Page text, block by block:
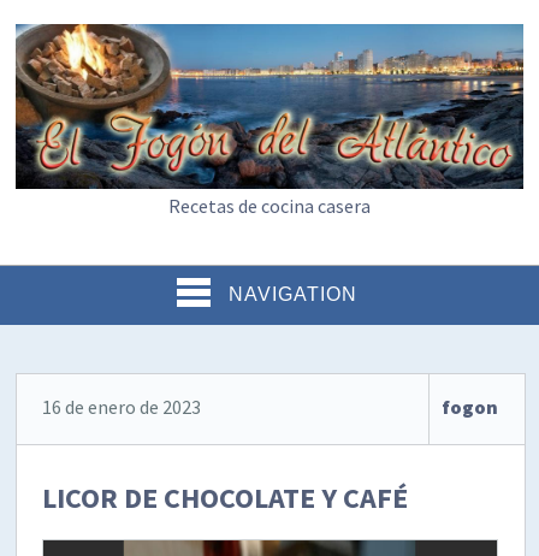
Recetas de cocina casera
NAVIGATION
16 de enero de 2023 fogon
LICOR DE CHOCOLATE Y CAFÉ